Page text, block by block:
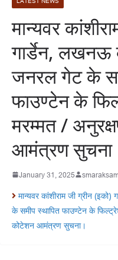
मान्यवर
गार्डेन, लखनऊ
जनरल गेट के
फाउण्टेन के
मरम्मत /
आमंत्रण
January 31, 2025
मान्यवर कांशीराम जी ग्रीन
के समीप स्थापित फाउण्टेन के
कोटेशन आमंत्रण सुचना।